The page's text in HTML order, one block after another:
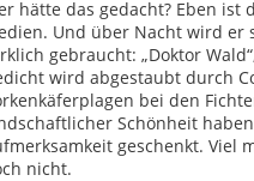
hätte das gedacht? Eben ist
Und über Nacht wird er
gebraucht: „Doktor
wird abgestaubt durch
bei den
Schönheit
geschenkt. Viel
nicht.